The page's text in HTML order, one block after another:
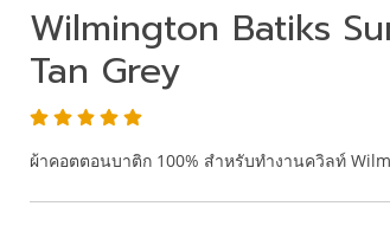
Wilmington Batiks
Tan Grey
ผ้าคอตตอนบาติก 100% สำหรับทำงานควิลท์